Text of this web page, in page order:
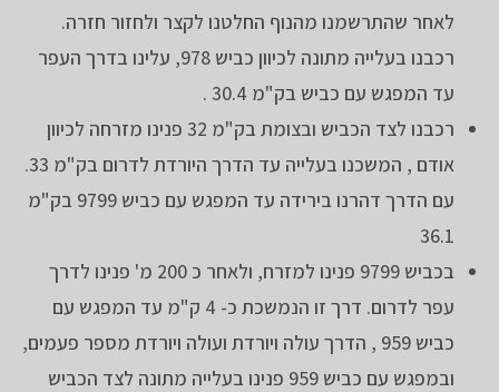
לאחר שהתרשמנו מהנוף החלטנו לקצר ולחזור חזרה.
רכבנו בעלייה מתונה לכיוון כביש 978, עלינו בדרך העפר
עד המפגש עם כביש בק"מ 30.4 .
רכבנו לצד הכביש ובצומת בק"מ 32 פנינו מזרחה לכיוון
אודם , המשכנו בעלייה עד הדרך היורדת לדרום בק"מ 33.
עם הדרך דהרנו בירידה עד המפגש עם כביש 9799 בק"מ
36.1
בכביש 9799 פנינו למזרח, ולאחר כ 200 מ' פנינו לדרך
עפר לדרום. דרך זו הנמשכת כ- 4 ק"מ עד המפגש עם
כביש 959 , הדרך עולה ויורדת ועולה ויורדת מספר פעמים,
ובמפגש עם כביש 959 פנינו בעלייה מתונה לצד הכביש